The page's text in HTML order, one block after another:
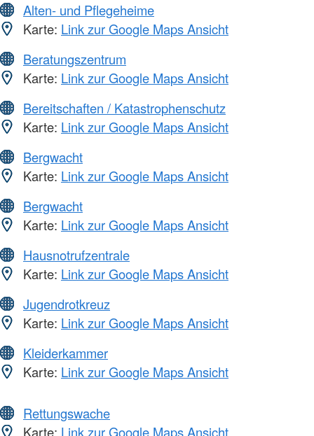
Alten- und Pflegeheime
Karte: Link zur Google Maps Ansicht
Beratungszentrum
Karte: Link zur Google Maps Ansicht
Bereitschaften / Katastrophenschutz
Karte: Link zur Google Maps Ansicht
Bergwacht
Karte: Link zur Google Maps Ansicht
Bergwacht
Karte: Link zur Google Maps Ansicht
Hausnotrufzentrale
Karte: Link zur Google Maps Ansicht
Jugendrotkreuz
Karte: Link zur Google Maps Ansicht
Kleiderkammer
Karte: Link zur Google Maps Ansicht
Rettungswache
Karte: Link zur Google Maps Ansicht